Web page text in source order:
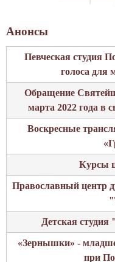
Анонсы
Певческая студия
голоса для
Обращение
марта 2022 года в
Воскресные
Курсы
Православный центр
Детская
«Зернышки» -
при